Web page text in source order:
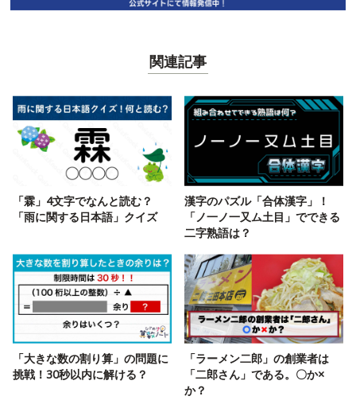
関連記事
「霖」4文字でなんと読む？
「雨に関する日本語」クイズ
漢字のパズル「合体漢字」！
「ノ一ノ一又ム土目」でできる
二字熟語は？
「大きな数の割り算」の問題に
挑戦！30秒以内に解ける？
「ラーメン二郎」の創業者は
「二郎さん」である。〇か×
か？